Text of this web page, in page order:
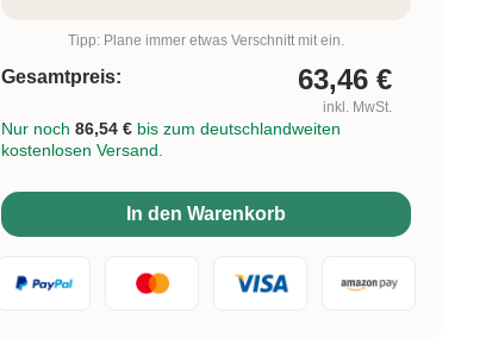
Tipp: Plane immer etwas Verschnitt mit ein.
Gesamtpreis: 63,46 €
inkl. MwSt.
Nur noch 86,54 € bis zum deutschlandweiten
kostenlosen Versand.
In den Warenkorb